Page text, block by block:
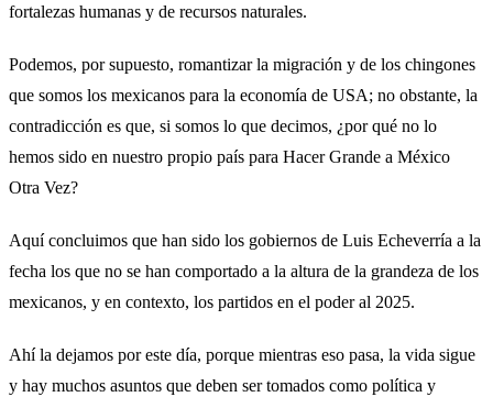
fortalezas humanas y de recursos naturales.
Podemos, por supuesto, romantizar la migración y de los chingones
que somos los mexicanos para la economía de USA; no obstante, la
contradicción es que, si somos lo que decimos, ¿por qué no lo
hemos sido en nuestro propio país para Hacer Grande a México
Otra Vez?
Aquí concluimos que han sido los gobiernos de Luis Echeverría a la
fecha los que no se han comportado a la altura de la grandeza de los
mexicanos, y en contexto, los partidos en el poder al 2025.
Ahí la dejamos por este día, porque mientras eso pasa, la vida sigue
y hay muchos asuntos que deben ser tomados como política y